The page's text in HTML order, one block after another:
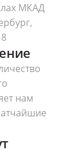
МКАД
нам